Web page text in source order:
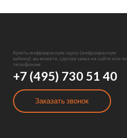
Купить инфракрасную сауну (инфракрасную
кабину): вы можете, сделав заказ на сайте или по
телефонам:
+7 (495) 730 51 40
Заказать звонок